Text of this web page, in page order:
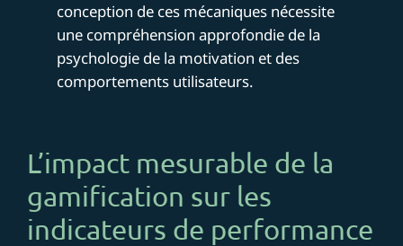
conception de ces mécaniques nécessite
une compréhension approfondie de la
psychologie de la motivation et des
comportements utilisateurs.
L’impact mesurable de la
gamification sur les
indicateurs de performance